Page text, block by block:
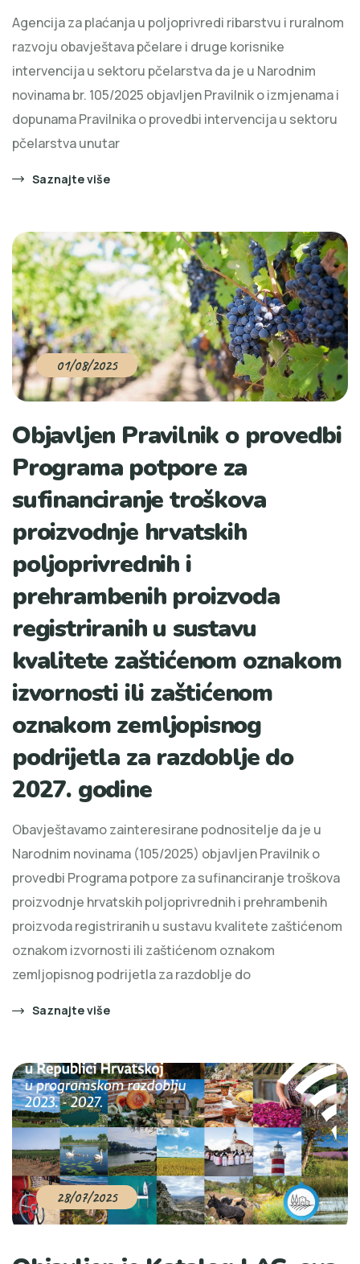
Agencija za plaćanja u poljoprivredi ribarstvu i ruralnom
razvoju obavještava pčelare i druge korisnike
intervencija u sektoru pčelarstva da je u Narodnim
novinama br. 105/2025 objavljen Pravilnik o izmjenama i
dopunama Pravilnika o provedbi intervencija u sektoru
pčelarstva unutar
Saznajte više
01/08/2025
Objavljen Pravilnik o provedbi
Programa potpore za
sufinanciranje troškova
proizvodnje hrvatskih
poljoprivrednih i
prehrambenih proizvoda
registriranih u sustavu
kvalitete zaštićenom oznakom
izvornosti ili zaštićenom
oznakom zemljopisnog
podrijetla za razdoblje do
2027. godine
Obavještavamo zainteresirane podnositelje da je u
Narodnim novinama (105/2025) objavljen Pravilnik o
provedbi Programa potpore za sufinanciranje troškova
proizvodnje hrvatskih poljoprivrednih i prehrambenih
proizvoda registriranih u sustavu kvalitete zaštićenom
oznakom izvornosti ili zaštićenom oznakom
zemljopisnog podrijetla za razdoblje do
Saznajte više
28/07/2025